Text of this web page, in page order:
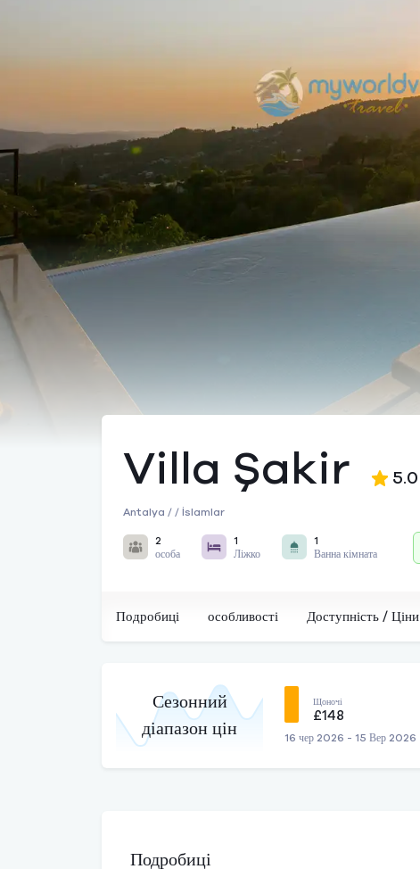
Villa Şakir
Antalya / / İslamlar
5.0
2
особа
1
Ліжко
1
Ванна кімната
Подробиці особливості Доступність / Ціни
Сезонний
діапазон цін
Щоночі
£148
16 чер 2026 - 15 Вер 2026
Подробиці